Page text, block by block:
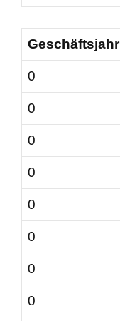
Geschäftsjahr
0
0
0
0
0
0
0
0